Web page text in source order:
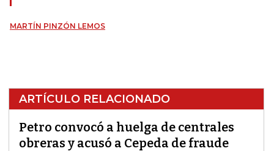
MARTÍN PINZÓN LEMOS
ARTÍCULO RELACIONADO
Petro convocó a huelga de centrales
obreras y acusó a Cepeda de fraude